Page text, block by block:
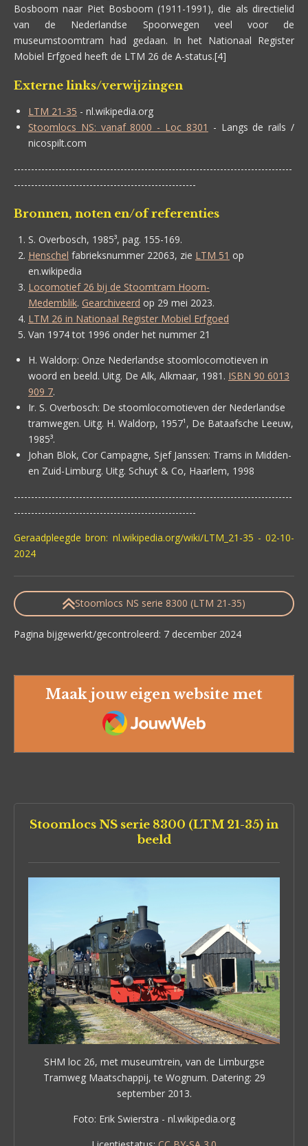
Bosboom naar Piet Bosboom (1911-1991), die als directielid
van de Nederlandse Spoorwegen veel voor de
museumstoomtram had gedaan. In het Nationaal Register
Mobiel Erfgoed heeft de LTM 26 de A-status.[4]
Externe links/verwijzingen
LTM 21-35 - nl.wikipedia.org
Stoomlocs NS: vanaf 8000 - Loc 8301 - Langs de rails /
nicospilt.com
---------------------------------------------------------------------------------
-----------------------------------------------------
Bronnen, noten en/of referenties
S. Overbosch, 1985³, pag. 155-169.
Henschel fabrieksnummer 22063, zie LTM 51 op
en.wikipedia
Locomotief 26 bij de Stoomtram Hoorn-
Medemblik. Gearchiveerd op 29 mei 2023.
LTM 26 in Nationaal Register Mobiel Erfgoed
Van 1974 tot 1996 onder het nummer 21
H. Waldorp: Onze Nederlandse stoomlocomotieven in
woord en beeld. Uitg. De Alk, Alkmaar, 1981. ISBN 90 6013
909 7.
Ir. S. Overbosch: De stoomlocomotieven der Nederlandse
tramwegen. Uitg. H. Waldorp, 1957¹, De Bataafsche Leeuw,
1985³.
Johan Blok, Cor Campagne, Sjef Janssen: Trams in Midden-
en Zuid-Limburg. Uitg. Schuyt & Co, Haarlem, 1998
---------------------------------------------------------------------------------
-----------------------------------------------------
Geraadpleegde bron: nl.wikipedia.org/wiki/LTM_21-35 - 02-10-
2024
Stoomlocs NS serie 8300 (LTM 21-35)
Pagina bijgewerkt/gecontroleerd: 7 december 2024
Maak jouw eigen website met
JouwWeb
Stoomlocs NS serie 8300 (LTM 21-35) in
beeld
SHM loc 26, met museumtrein, van de Limburgse
Tramweg Maatschappij, te Wognum. Datering: 29
september 2013.
Foto: Erik Swierstra - nl.wikipedia.org